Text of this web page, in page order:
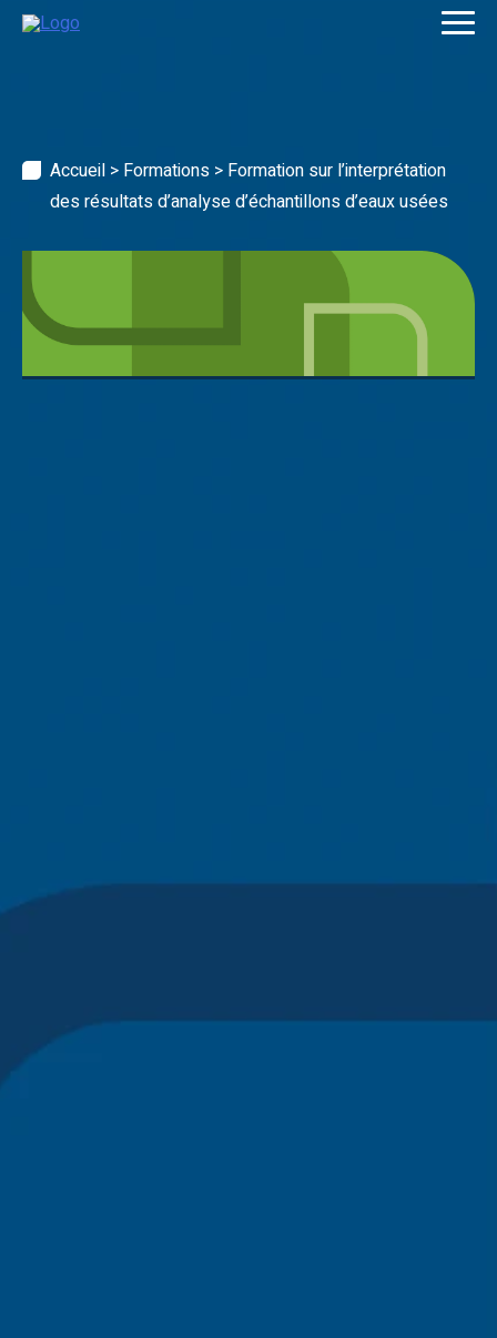
Skip
Accueil > Formations > Formation sur l’interprétation
des résultats d’analyse d’échantillons d’eaux usées